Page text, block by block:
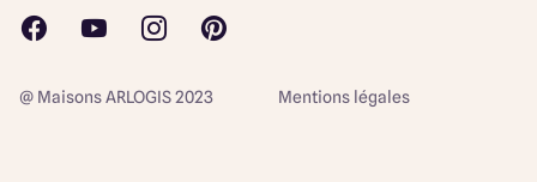
Mentions légales
@ Maisons ARLOGIS 2023